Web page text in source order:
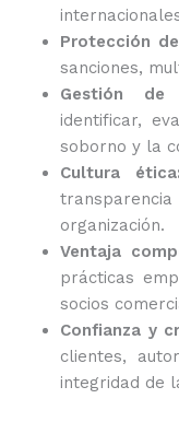
Protección
sanciones,
Gestión
identificar,
soborno y la
Cultura
organización.
Ventaja
prácticas
socios
Confianza y
clientes,
integridad de